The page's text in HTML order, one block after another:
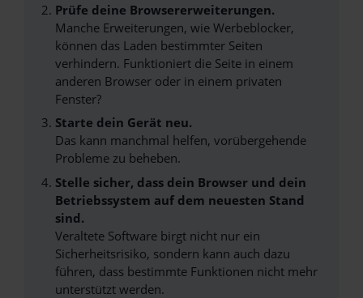
Prüfe deine Browsererweiterungen.
Manche Erweiterungen, wie Werbeblocker,
können das Laden bestimmter Seiten
verhindern. Funktioniert die Seite in einem
anderen Browser oder in einem privaten
Fenster?
Starte dein Gerät neu.
Das kann manchmal helfen, vorübergehende
Probleme zu beheben.
Stelle sicher, dass dein Browser und dein
Betriebssystem auf dem neuesten Stand
sind.
Veraltete Software birgt nicht nur ein
Sicherheitsrisiko, sondern kann auch dazu
führen, dass bestimmte Funktionen nicht mehr
unterstützt werden.